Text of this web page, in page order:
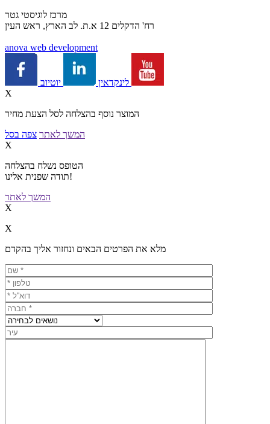
מרכז לוגיסטי גטר
רח' הדקלים 12 א.ת. לב הארץ, ראש העין
anova web development
לינקדאין
X
המוצר נוסף בהצלחה לסל הצעת מחיר
המשך לאתר צפה בסל
X
הטופס נשלח בהצלחה
תודה שפנית אלינו!
המשך לאתר
X
X
מלא את הפרטים הבאים ונחזור אליך בהקדם